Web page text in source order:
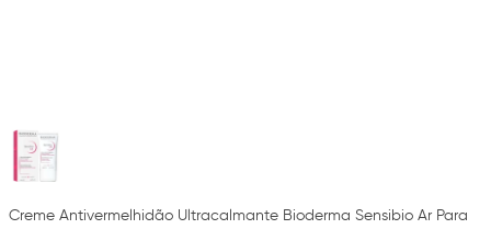
Creme Antivermelhidão Ultracalmante Bioderma Sensibio Ar Para